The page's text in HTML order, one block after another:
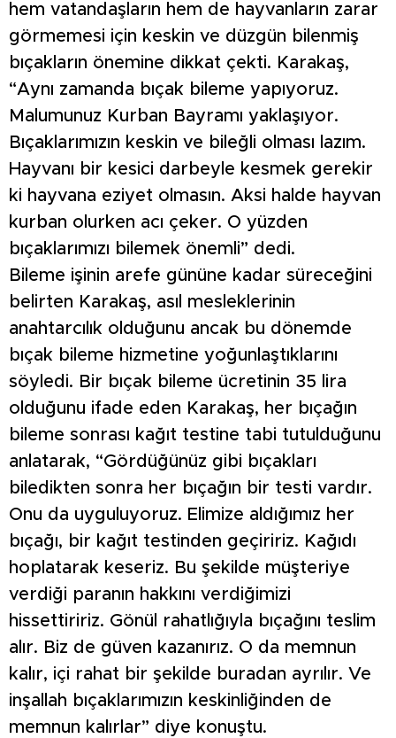
hem vatandaşların hem de hayvanların zarar
görmemesi için keskin ve düzgün bilenmiş
bıçakların önemine dikkat çekti. Karakaş,
“Aynı zamanda bıçak bileme yapıyoruz.
Malumunuz Kurban Bayramı yaklaşıyor.
Bıçaklarımızın keskin ve bileğli olması lazım.
Hayvanı bir kesici darbeyle kesmek gerekir
ki hayvana eziyet olmasın. Aksi halde hayvan
kurban olurken acı çeker. O yüzden
bıçaklarımızı bilemek önemli” dedi.
Bileme işinin arefe gününe kadar süreceğini
belirten Karakaş, asıl mesleklerinin
anahtarcılık olduğunu ancak bu dönemde
bıçak bileme hizmetine yoğunlaştıklarını
söyledi. Bir bıçak bileme ücretinin 35 lira
olduğunu ifade eden Karakaş, her bıçağın
bileme sonrası kağıt testine tabi tutulduğunu
anlatarak, “Gördüğünüz gibi bıçakları
biledikten sonra her bıçağın bir testi vardır.
Onu da uyguluyoruz. Elimize aldığımız her
bıçağı, bir kağıt testinden geçiririz. Kağıdı
hoplatarak keseriz. Bu şekilde müşteriye
verdiği paranın hakkını verdiğimizi
hissettiririz. Gönül rahatlığıyla bıçağını teslim
alır. Biz de güven kazanırız. O da memnun
kalır, içi rahat bir şekilde buradan ayrılır. Ve
inşallah bıçaklarımızın keskinliğinden de
memnun kalırlar” diye konuştu.